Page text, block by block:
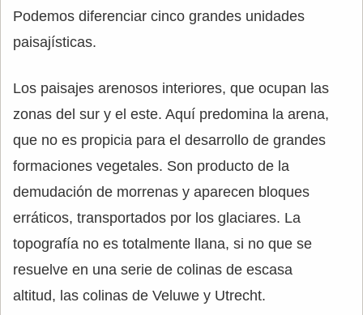
Podemos diferenciar cinco grandes unidades
paisajísticas.
Los paisajes arenosos interiores, que ocupan las
zonas del sur y el este. Aquí predomina la arena,
que no es propicia para el desarrollo de grandes
formaciones vegetales. Son producto de la
demudación de morrenas y aparecen bloques
erráticos, transportados por los glaciares. La
topografía no es totalmente llana, si no que se
resuelve en una serie de colinas de escasa
altitud, las colinas de Veluwe y Utrecht.